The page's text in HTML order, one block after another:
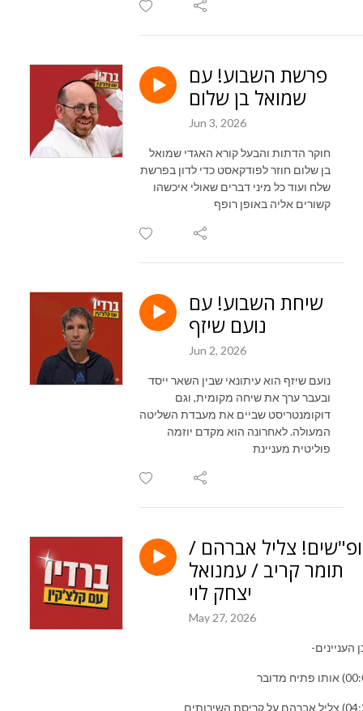
פרשת השבוע! עם
שמואל בן שלום
Jun 3, 2026
חוקר הדתות והבעל קורא האגדי שמואל
בן שלום חוזר לפודקאסט כדי לדון בפרשת
שלח ועוד כל מיני דברים שאולי איכשהו
קשורים אליה באופן רופף
שיחת השבוע! עם
נועם שיזף
Jun 2, 2026
נועם שיזף הוא עיתונאי שבין השאר ייסד
ובעבר ערך את שיחה מקומית, וגם
דוקומנטריסט שביים את מעבדת השליטה
המעולה. לאחרונה הוא מקדם יוזמה
פוליטית מעניינת
צליל אברהם /
תומר קריב / עמנואל
יצחק לוי
May 27, 2026
העניינים-
(04:20) צליל אברהם על קריסת השירותים